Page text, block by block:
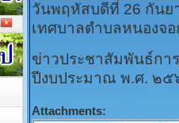
วันพฤหัสบดีที่ 26 กันย
เทศบาลตำบลหนองจ
ข่าวประชาสัมพันธ์กา
ปีงบประมาณ พ.ศ. ๒๕
Attachments: